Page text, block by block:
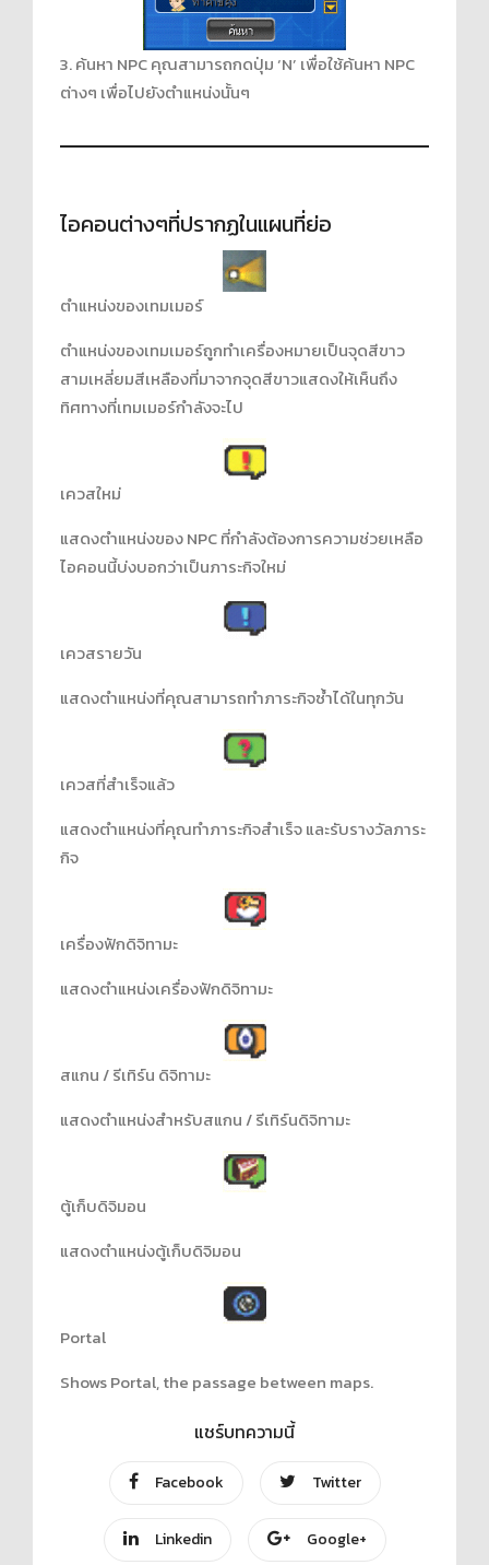
3. ค้นหา NPC คุณสามารถกดปุ่ม ‘N’ เพื่อใช้ค้นหา NPC
ต่างๆ เพื่อไปยังตำแหน่งนั้นๆ
ไอคอนต่างๆที่ปรากฏในแผนที่ย่อ
ตำแหน่งของเทมเมอร์
ตำแหน่งของเทมเมอร์ถูกทำเครื่องหมายเป็นจุดสีขาว
สามเหลี่ยมสีเหลืองที่มาจากจุดสีขาวแสดงให้เห็นถึง
ทิศทางที่เทมเมอร์กำลังจะไป
เควสใหม่
แสดงตำแหน่งของ NPC ที่กำลังต้องการความช่วยเหลือ
ไอคอนนี้บ่งบอกว่าเป็นภาระกิจใหม่
เควสรายวัน
แสดงตำแหน่งที่คุณสามารถทำภาระกิจซ้ำได้ในทุกวัน
เควสที่สำเร็จแล้ว
แสดงตำแหน่งที่คุณทำภาระกิจสำเร็จ และรับรางวัลภาระ
กิจ
เครื่องฟักดิจิทามะ
แสดงตำแหน่งเครื่องฟักดิจิทามะ
สแกน / รีเทิร์น ดิจิทามะ
แสดงตำแหน่งสำหรับสแกน / รีเทิร์นดิจิทามะ
ตู้เก็บดิจิมอน
แสดงตำแหน่งตู้เก็บดิจิมอน
Portal
Shows Portal, the passage between maps.
แชร์บทความนี้
Facebook Twitter
Linkedin Google+